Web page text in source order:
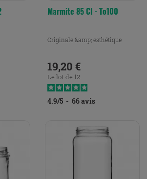
Marmite 85 Cl - To100
Originale &amp; esthétique
Prix
19,20 €
Le lot de 12
4.9/5 - 66avis